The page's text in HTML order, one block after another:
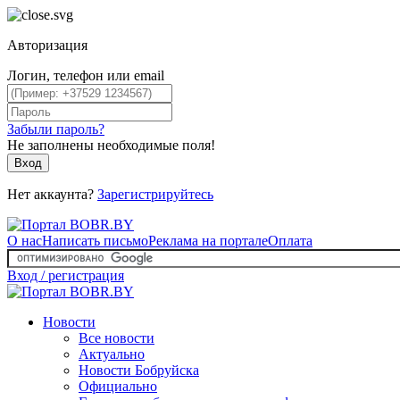
Авторизация
Логин, телефон или email
Забыли пароль?
Не заполнены необходимые поля!
Вход
Нет аккаунта? Зарегистрируйтесь
О насНаписать письмоРеклама на порталеОплата
Вход / регистрация
Новости
Все новости
Актуально
Новости Бобруйска
Официально